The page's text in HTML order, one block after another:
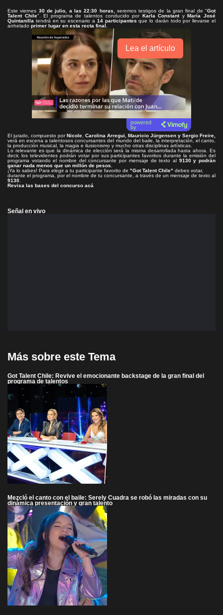
Este viernes 30 de julio, a las 22:30 horas, seremos testigos de la gran final de "Got
Talent Chile". El programa de talentos conducido por Karla ConstantyMaría José
Quintanilla tendrá en su escenario a 14 participantes que lo darán todo por llevarse el
anhelado primer lugar en esta recta final.
Lea el artículo
powered
by
El jurado, compuesto porNicole Carolina Arregui, Mauricio Jürgensen y Sergio Freire,
verá en escena a talentosos concursantes del mundo del baile, la interpretación, el canto,
la producción musical, la magia e ilusionismo y mucho otras disciplinas artísticas.
Lo relevante es que la dinámica de elección será la misma desarrollada hasta ahora. Es
decir, los televidentes podrán votar por sus participantes favoritos durante la emisión del
programa votando el nombre del concursante por mensaje de texto al9130 y podrán
ganar nada menos que un millón de pesos.
¡Ya lo sabes! Para elegir a tu participante favorito de "Got Talent Chile" debes votar,
durante el programa, por el nombre de tu concursante, a través de un mensaje de texto al
9130
Revisa las bases del concurso acá
Señal en vivo
Más sobre este Tema
Got Talent Chile: Revive el emocionante backstage de la gran final del
programa de talentos
Mezcló el canto con el baile: Serely Cuadra se robó las miradas con su
dinámica presentación y gran talento